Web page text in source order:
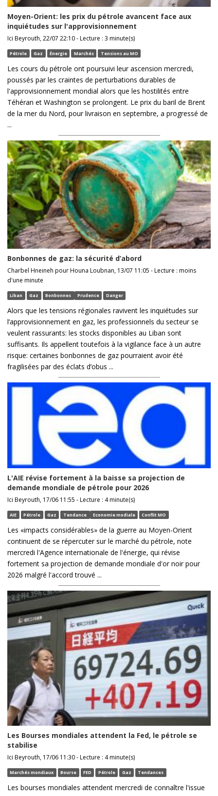
Moyen-Orient: les prix du pétrole avancent face aux
inquiétudes sur l'approvisionnement
Ici Beyrouth, 22/07 22:10 - Lecture : 3 minute(s)
Pétrole Gaz Énergie Marchés Tensions au MO
Les cours du pétrole ont poursuivi leur ascension mercredi,
poussés par les craintes de perturbations durables de
l'approvisionnement mondial alors que les hostilités entre
Téhéran et Washington se prolongent. Le prix du baril de Brent
de la mer du Nord, pour livraison en septembre, a progressé de
...
Bonbonnes de gaz: la sécurité d’abord
Charbel Hneineh pour Houna Loubnan, 13/07 11:05 - Lecture : moins
d'une minute
Liban Gaz Bonbonnes Prudence Danger
Alors que les tensions régionales ravivent les inquiétudes sur
l’approvisionnement en gaz, les professionnels du secteur se
veulent rassurants: les stocks disponibles au Liban sont
suffisants. Ils appellent toutefois à la vigilance face à un autre
risque: certaines bonbonnes de gaz pourraient avoir été
fragilisées par des éclats d’obus ...
L'AIE révise fortement à la baisse sa projection de
demande mondiale de pétrole pour 2026
Ici Beyrouth, 17/06 11:55 - Lecture : 4 minute(s)
AIE Pétrole Gaz Tendance Economie modiale Conflit MO
Les «impacts considérables» de la guerre au Moyen-Orient
continuent de se répercuter sur le marché du pétrole, note
mercredi l'Agence internationale de l'énergie, qui révise
fortement sa projection de demande mondiale d'or noir pour
2026 malgré l'accord trouvé ...
Les Bourses mondiales attendent la Fed, le pétrole se
stabilise
Ici Beyrouth, 17/06 11:30 - Lecture : 4 minute(s)
Marchés mondiaux Bourse FED Pétrole Gaz Tendances
Les bourses mondiales attendent mercredi de connaître l'issue